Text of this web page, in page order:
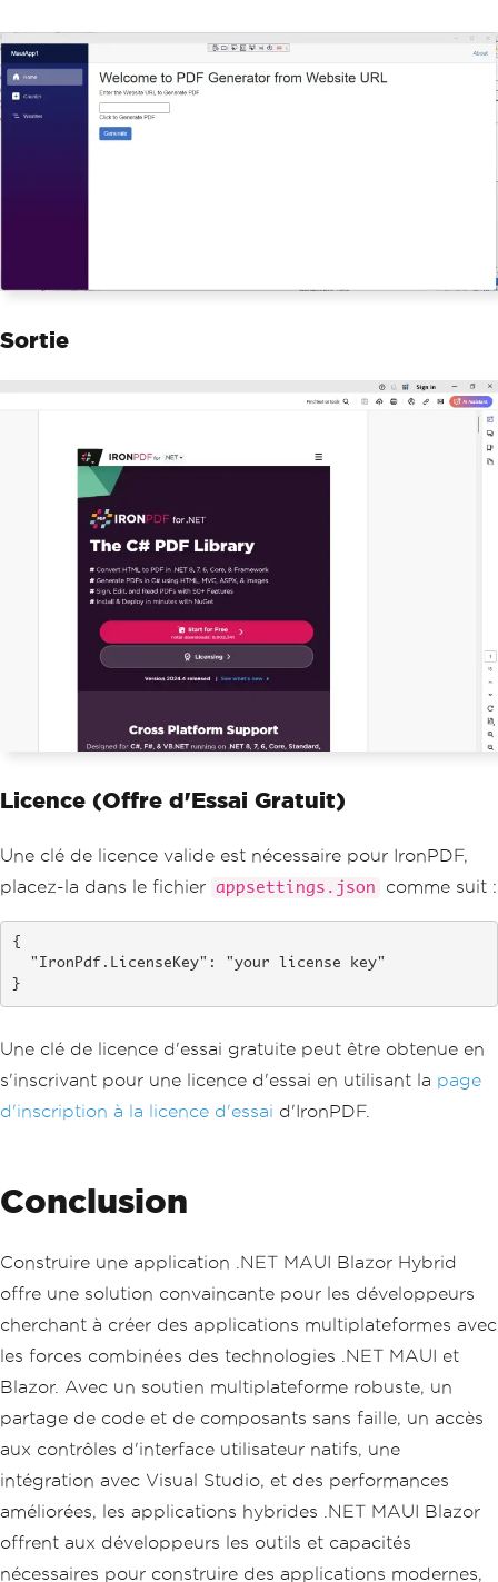
Sortie
Licence (Offre d'Essai Gratuit)
Une clé de licence valide est nécessaire pour IronPDF,
placez-la dans le fichier appsettings.json comme suit :
{
}
Une clé de licence d'essai gratuite peut être obtenue en
s'inscrivant pour une licence d'essai en utilisant la page
d'inscription à la licence d'essai d'IronPDF.
Conclusion
Construire une application .NET MAUI Blazor Hybrid
offre une solution convaincante pour les développeurs
cherchant à créer des applications multiplateformes avec
les forces combinées des technologies .NET MAUI et
Blazor. Avec un soutien multiplateforme robuste, un
partage de code et de composants sans faille, un accès
aux contrôles d'interface utilisateur natifs, une
intégration avec Visual Studio, et des performances
améliorées, les applications hybrides .NET MAUI Blazor
offrent aux développeurs les outils et capacités
nécessaires pour construire des applications modernes,